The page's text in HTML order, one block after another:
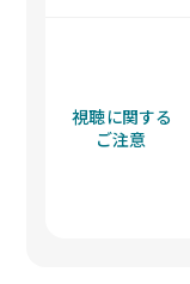
視聴に関する
ご注意